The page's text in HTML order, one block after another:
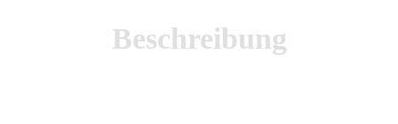
Beschreibung